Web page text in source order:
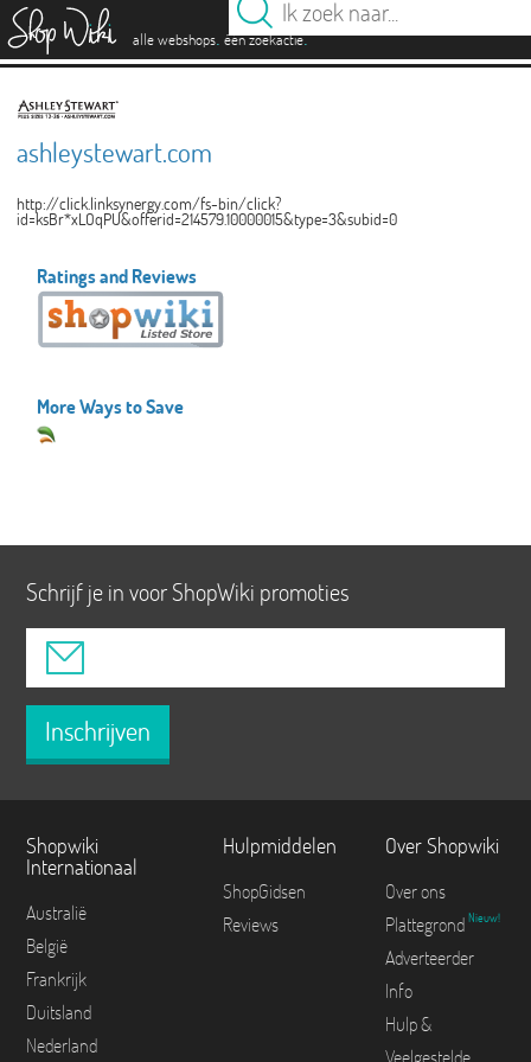
alle webshops. één zoekactie.
ashleystewart.com
http://click.linksynergy.com/fs-bin/click?
id=ksBr*xLOqPU&offerid=214579.10000015&type=3&subid=0
Ratings and Reviews
More Ways to Save
Schrijf je in voor ShopWiki promoties
Inschrijven
Shopwiki
Internationaal
Australië
België
Frankrijk
Duitsland
Nederland
Hulpmiddelen
ShopGidsen
Reviews
Over Shopwiki
Over ons
Plattegrond Nieuw!
Adverteerder
Info
Hulp &
Veelgestelde